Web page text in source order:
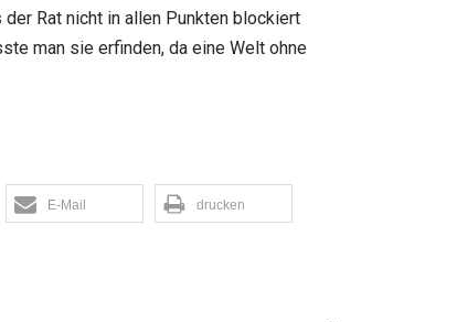
Rat nicht in allen Punkten blockiert
man sie erfinden, da eine Welt ohne
E-Mail drucken